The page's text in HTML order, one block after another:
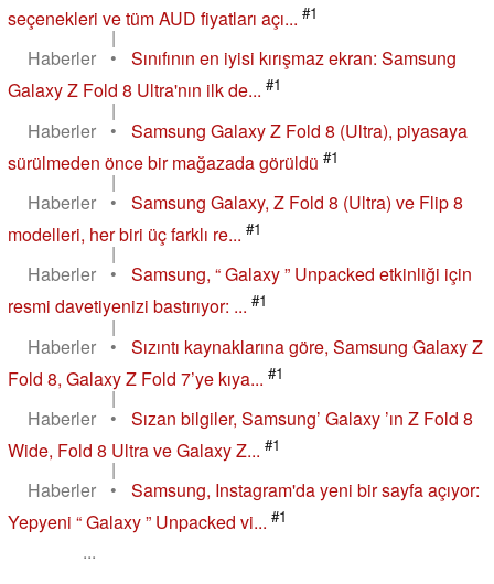
seçenekleri ve tüm AUD fiyatları açı... #1
|
Haberler
•
Sınıfının en iyisi kırışmaz ekran: Samsung
Galaxy Z Fold 8 Ultra'nın ilk de... #1
|
Haberler
•
Samsung Galaxy Z Fold 8 (Ultra), piyasaya
sürülmeden önce bir mağazada görüldü #1
|
Haberler
•
Samsung Galaxy, Z Fold 8 (Ultra) ve Flip 8
modelleri, her biri üç farklı re... #1
|
Haberler
•
Samsung, “ Galaxy ” Unpacked etkinliği için
resmi davetiyenizi bastırıyor: ... #1
|
Haberler
•
Sızıntı kaynaklarına göre, Samsung Galaxy Z
Fold 8, Galaxy Z Fold 7’ye kıya... #1
|
Haberler
•
Sızan bilgiler, Samsung’ Galaxy ’ın Z Fold 8
Wide, Fold 8 Ultra ve Galaxy Z... #1
|
Haberler
•
Samsung, Instagram'da yeni bir sayfa açıyor:
Yepyeni “ Galaxy ” Unpacked vi... #1
...